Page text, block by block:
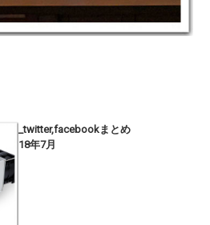
_twitter,facebookまとめ
18年7月